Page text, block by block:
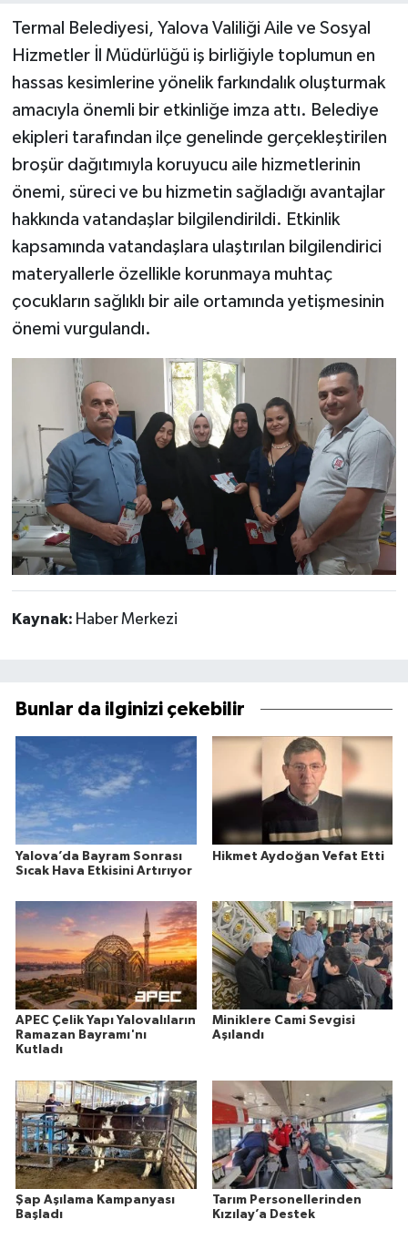
Termal Belediyesi, Yalova Valiliği Aile ve Sosyal
Hizmetler İl Müdürlüğü iş birliğiyle toplumun en
hassas kesimlerine yönelik farkındalık oluşturmak
amacıyla önemli bir etkinliğe imza attı. Belediye
ekipleri tarafından ilçe genelinde gerçekleştirilen
broşür dağıtımıyla koruyucu aile hizmetlerinin
önemi, süreci ve bu hizmetin sağladığı avantajlar
hakkında vatandaşlar bilgilendirildi. Etkinlik
kapsamında vatandaşlara ulaştırılan bilgilendirici
materyallerle özellikle korunmaya muhtaç
çocukların sağlıklı bir aile ortamında yetişmesinin
önemi vurgulandı.
Kaynak: Haber Merkezi
Bunlar da ilginizi çekebilir
Yalova’da Bayram Sonrası
Sıcak Hava Etkisini Artırıyor
Hikmet Aydoğan Vefat Etti
APEC Çelik Yapı Yalovalıların
Ramazan Bayramı'nı
Kutladı
Miniklere Cami Sevgisi
Aşılandı
Şap Aşılama Kampanyası
Başladı
Tarım Personellerinden
Kızılay’a Destek